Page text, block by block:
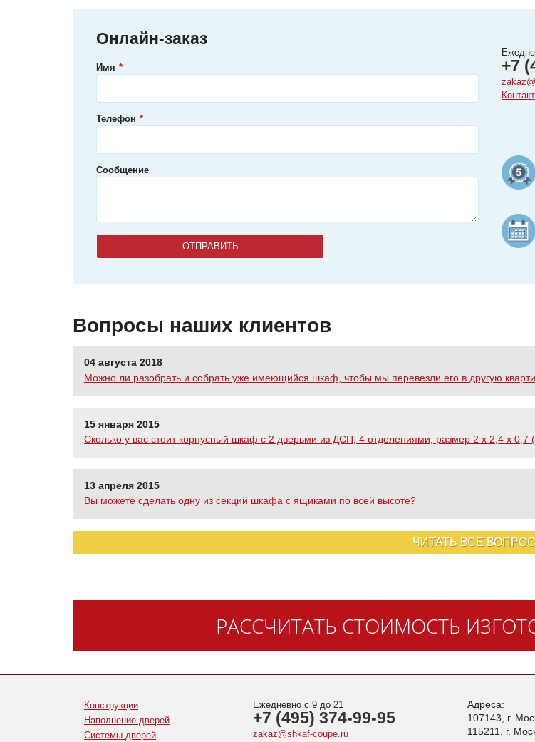
Онлайн-заказ
Имя
Телефон
Сообщение
+7
Вопросы наших клиентов
04 августа 2018
Можно ли разобрать и собрать уже имеющийся шкаф, чтобы мы перевезли его в другую
15 января 2015
Сколько у вас стоит корпусный шкаф с 2 дверьми из ДСП, 4 отделениями, размер 2 х 2,4 х 0,7
13 апреля 2015
Вы можете сделать одну из секций шкафа с ящиками по всей высоте?
ЧИТАТЬ ВСЕ
РАССЧИТАТЬ СТОИМОСТЬ
Конструкции
Наполнение дверей
Системы дверей
Ежедневно с 9 до 21
+7 (495) 374-99-95
zakaz@shkaf-coupe.ru
Адреса:
107143, г.
115211, г.